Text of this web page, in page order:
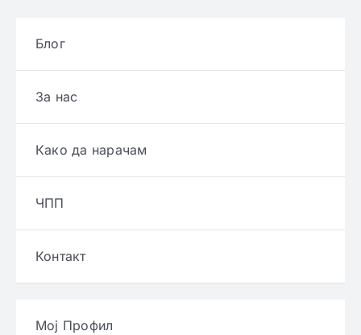
Блог
За нас
Како да нарачам
ЧПП
Контакт
Мој Профил